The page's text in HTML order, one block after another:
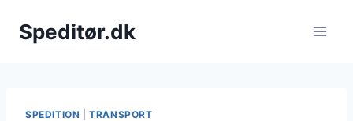
Speditør.dk
SPEDITION |TRANSPORT